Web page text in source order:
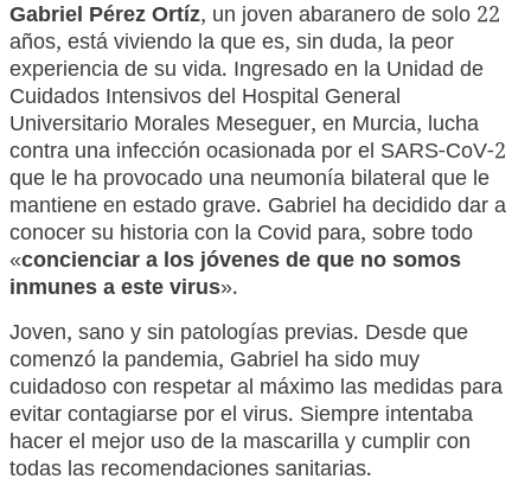
Gabriel Pérez Ortíz, un joven abaranero de solo 22
años, está viviendo la que es, sin duda, la peor
experiencia de su vida. Ingresado en la Unidad de
Cuidados Intensivos del Hospital General
Universitario Morales Meseguer, en Murcia, lucha
contra una infección ocasionada por el SARS-CoV-2
que le ha provocado una neumonía bilateral que le
mantiene en estado grave. Gabriel ha decidido dar a
conocer su historia con la Covid para, sobre todo
«concienciar a los jóvenes de que no somos
inmunes a este virus».
Joven, sano y sin patologías previas. Desde que
comenzó la pandemia, Gabriel ha sido muy
cuidadoso con respetar al máximo las medidas para
evitar contagiarse por el virus. Siempre intentaba
hacer el mejor uso de la mascarilla y cumplir con
todas las recomendaciones sanitarias.